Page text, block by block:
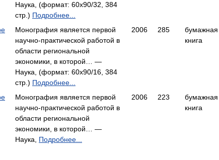
Наука, (формат: 60x90/32, 384
стр.) Подробнее...
Монография является первой
научно-практической работой в
области региональной
экономики, в которой… —
Наука, (формат: 60x90/16, 384
стр.) Подробнее...
2006 285
бумажная
книга
Монография является первой
научно-практической работой в
области региональной
экономики, в которой… —
Наука, Подробнее...
2006 223
бумажная
книга